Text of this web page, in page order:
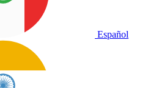
Español